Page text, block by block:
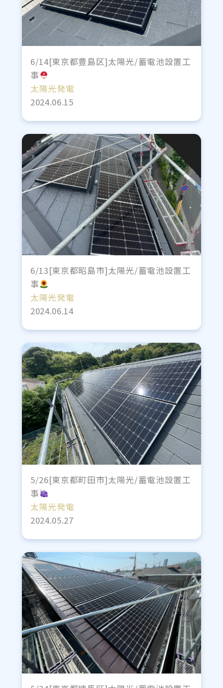
6/14[東京都豊島区]太陽光/蓄電池設置工
事
太陽光発電
2024.06.15
6/13[東京都昭島市]太陽光/蓄電池設置工
事
太陽光発電
2024.06.14
5/26[東京都町田市]太陽光/蓄電池設置工
事
太陽光発電
2024.05.27